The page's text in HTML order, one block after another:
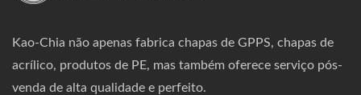
Kao-Chia não apenas fabrica chapas de GPPS, chapas de
acrílico, produtos de PE, mas também oferece serviço pós-
venda de alta qualidade e perfeito.